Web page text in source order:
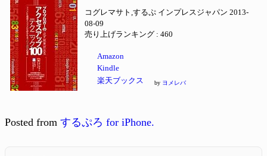
コグレマサト,するぷ インプレスジャパン 2013-
08-09
売り上げランキング : 460
Amazon
Kindle
楽天ブックス
by ヨメレバ
Posted from するぷろ for iPhone.